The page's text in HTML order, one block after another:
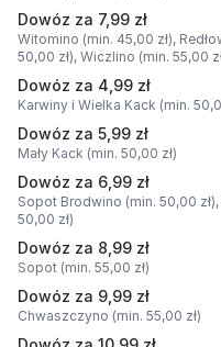
Dowóz za 7,99 zł
Witomino (min. 45,00 zł),
50,00 zł), Wiczlino (min. 55,00
Dowóz za 4,99 zł
Karwiny i Wielka Kack (min.
Dowóz za 5,99 zł
Mały Kack (min. 50,00 zł)
Dowóz za 6,99 zł
Sopot Brodwino (min. 50,00 zł),
50,00 zł)
Dowóz za 8,99 zł
Sopot (min. 55,00 zł)
Dowóz za 9,99 zł
Chwaszczyno (min. 55,00 zł)